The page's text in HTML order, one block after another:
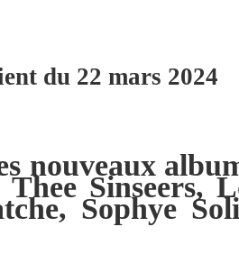
du 22 mars 2024
nouveaux
Sinseers,
Sophye